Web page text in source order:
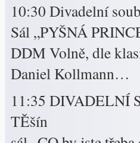
10:30 Divadelní
Sál „PYŠNÁ
DDM Volně, dle
Daniel Kollmann…
11:35 DIVADELNÍ
TĚšín